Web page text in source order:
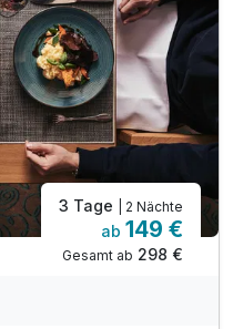
3 Tage | 2 Nächte
ab 149 €
Gesamt ab 298 €